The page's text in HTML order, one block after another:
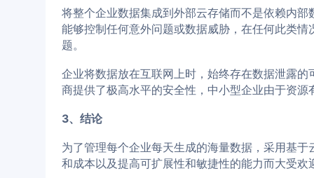
将整个企业数据集成到外部云存储而不是依赖内
能够控制任何意外问题或数据威胁，在任何此类
题。
企业将数据放在互联网上时，始终存在数据泄露
商提供了极高水平的安全性，中小型企业由于资源
3、结论
为了管理每个企业每天生成的海量数据，采用基
和成本以及提高可扩展性和敏捷性的能力而大受欢